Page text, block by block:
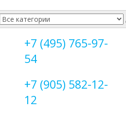
+7 (495) 765-97-
54
+7 (905) 582-12-
12